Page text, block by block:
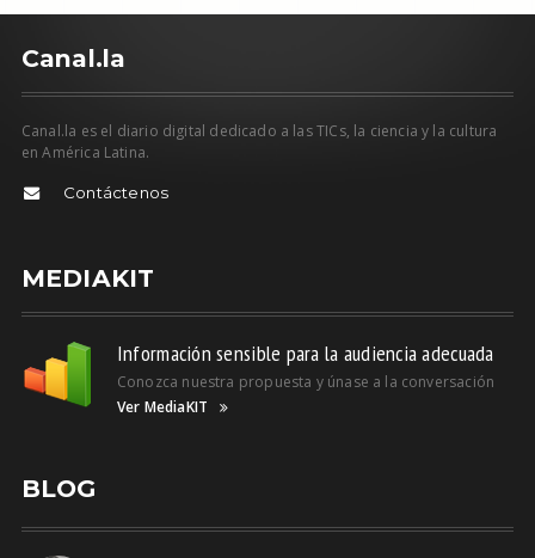
Canal.la
Canal.la es el diario digital dedicado a las TICs, la ciencia y la cultura
en América Latina.
Contáctenos
MEDIAKIT
Información sensible para la audiencia adecuada
Conozca nuestra propuesta y únase a la conversación
Ver MediaKIT
BLOG